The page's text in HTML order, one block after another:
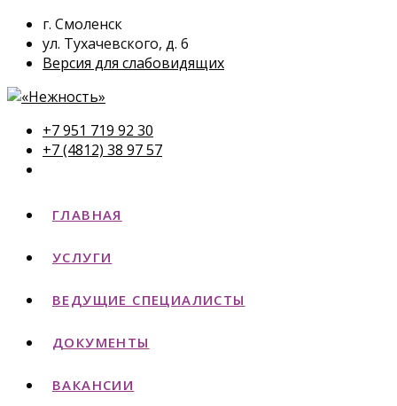
г. Смоленск
ул. Тухачевского, д. 6
Версия для слабовидящих
+7 951 719 92 30
+7 (4812) 38 97 57
ГЛАВНАЯ
УСЛУГИ
ВЕДУЩИЕ СПЕЦИАЛИСТЫ
ДОКУМЕНТЫ
ВАКАНСИИ